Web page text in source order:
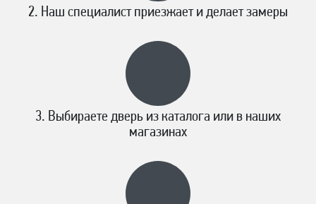
Наш специалист приезжает и делает замеры
Выбираете дверь из каталога или в наших
магазинах